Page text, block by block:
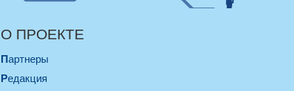
О ПРОЕКТЕ
Партнеры
Редакция